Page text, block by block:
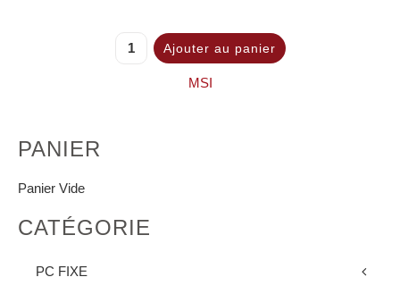
MSI
PANIER
Panier Vide
CATÉGORIE
PC FIXE